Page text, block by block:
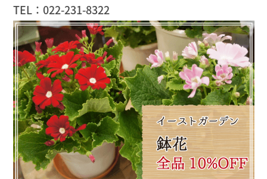
TEL：022-231-8322